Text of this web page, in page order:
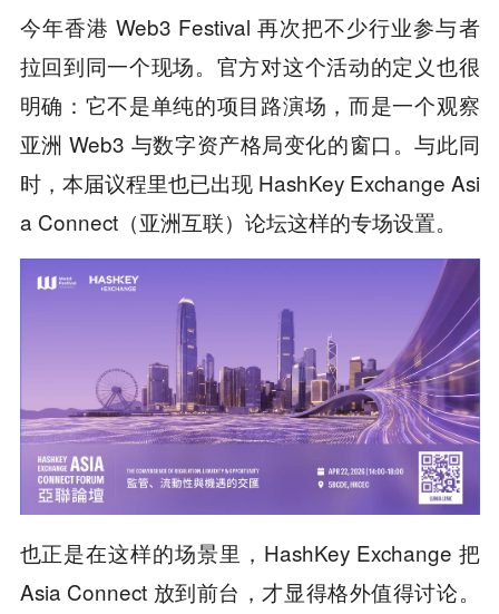
今年香港 Web3 Festival 再次把不少行业参与者
拉回到同一个现场。官方对这个活动的定义也很
明确：它不是单纯的项目路演场，而是一个观察
亚洲 Web3 与数字资产格局变化的窗口。与此同
时，本届议程里也已出现 HashKey Exchange Asi
a Connect（亚洲互联）论坛这样的专场设置。
也正是在这样的场景里，HashKey Exchange 把
Asia Connect 放到前台，才显得格外值得讨论。